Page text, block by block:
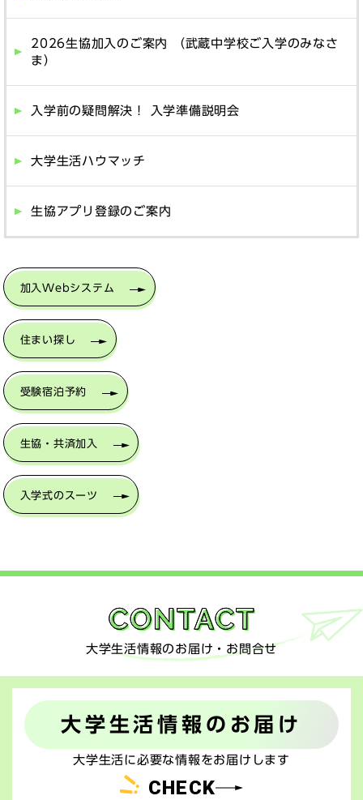
2026生協加入のご案内 （武蔵中学校ご入学のみなさ
ま）
入学前の疑問解決！ 入学準備説明会
大学生活ハウマッチ
生協アプリ登録のご案内
加入Webシステム
住まい探し
受験宿泊予約
生協・共済加入
入学式のスーツ
大学生活情報のお届け・お問合せ
大学生活情報のお届け
大学生活に必要な情報をお届けします
CHECK